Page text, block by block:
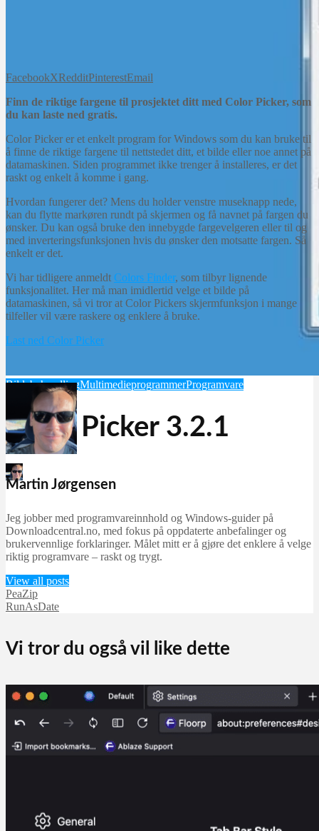
BildebehandlingMultimedieprogrammerProgramvare
Color Picker 3.2.1
Martin Jørgensen
september 24, 2025
FacebookXRedditPinterestEmail
Finn de riktige fargene til prosjektet ditt med Color Picker, som
du kan laste ned gratis.
Color Picker er et enkelt program for Windows som du kan bruke til
å finne de riktige fargene til nettstedet ditt, et bilde eller noe annet på
datamaskinen. Siden programmet ikke trenger å installeres, er det
raskt og enkelt å komme i gang.
Hvordan fungerer det? Mens du holder venstre museknapp nede,
kan du flytte markøren rundt på skjermen og få navnet på fargen du
ønsker. Du kan også bruke den innebygde fargevelgeren eller til og
med inverteringsfunksjonen hvis du ønsker den motsatte fargen. Så
enkelt er det.
Vi har tidligere anmeldt Colors Finder, som tilbyr lignende
funksjonalitet. Her må man imidlertid velge et bilde på
datamaskinen, så vi tror at Color Pickers skjermfunksjon i mange
tilfeller vil være raskere og enklere å bruke.
Last ned Color Picker
Martin Jørgensen
Jeg jobber med programvareinnhold og Windows-guider på
Downloadcentral.no, med fokus på oppdaterte anbefalinger og
brukervennlige forklaringer. Målet mitt er å gjøre det enklere å velge
riktig programvare – raskt og trygt.
View all posts
PeaZip
RunAsDate
Vi tror du også vil like dette